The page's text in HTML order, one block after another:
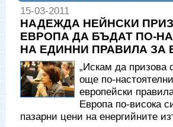
15-03-2011
НАДЕЖДА НЕЙНСКИ
ЕВРОПА ДА БЪДАТ ПО-
НА ЕДИННИ ПРАВИЛА ЗА
„Искам да призова
още по-
европейски
Европа по-висока
пазарни цени на енергийните